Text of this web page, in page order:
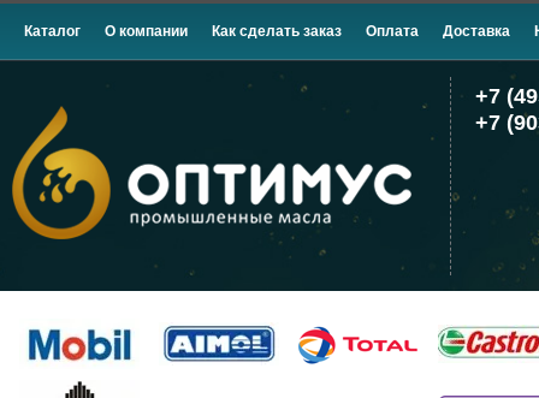
Каталог О компании Как сделать заказ Оплата Доставка
+7
+7